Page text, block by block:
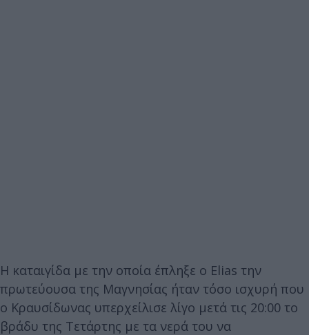
Η καταιγίδα με την οποία έπληξε ο Elias την
πρωτεύουσα της Μαγνησίας ήταν τόσο ισχυρή που
ο Κραυσίδωνας υπερχείλισε λίγο μετά τις 20:00 το
βράδυ της Τετάρτης με τα νερά του να